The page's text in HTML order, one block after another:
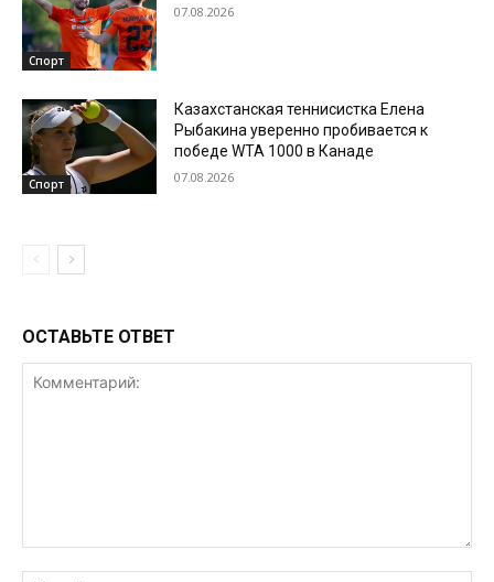
Спорт
07.08.2026
Спорт
Казахстанская теннисистка Елена
Рыбакина уверенно пробивается к
победе WTA 1000 в Канаде
07.08.2026
ОСТАВЬТЕ ОТВЕТ